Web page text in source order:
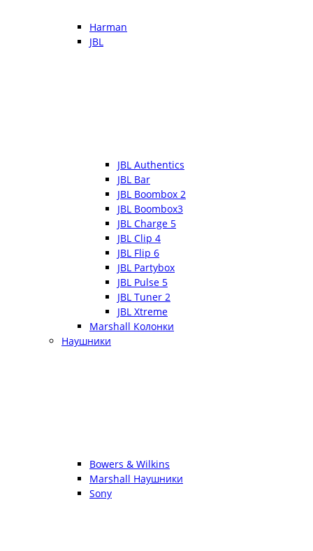
Harman
JBL
JBL Authentics
JBL Bar
JBL Boombox 2
JBL Boombox3
JBL Charge 5
JBL Clip 4
JBL Flip 6
JBL Partybox
JBL Pulse 5
JBL Tuner 2
JBL Xtreme
Marshall Колонки
Наушники
Bowers & Wilkins
Marshall Наушники
Sony